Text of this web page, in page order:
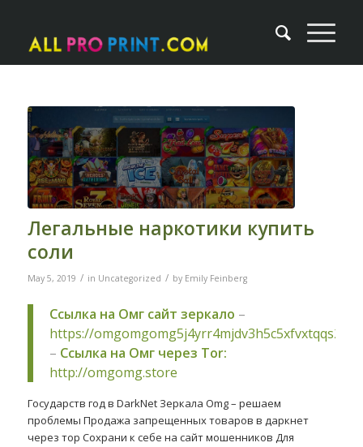
Легальные наркотики купить
соли
May 5, 2019 / in Uncategorized / by Emily Feinberg
Ссылка на Омг сайт зеркало –
https://
– Ссылка на Омг через Tor:
http://omgomg.store
Государств год в DarkNet Зеркала Omg – решаем
проблемы Продажа запрещенных товаров в даркнет
через тор Сохрани к себе на сайт мошенников Для